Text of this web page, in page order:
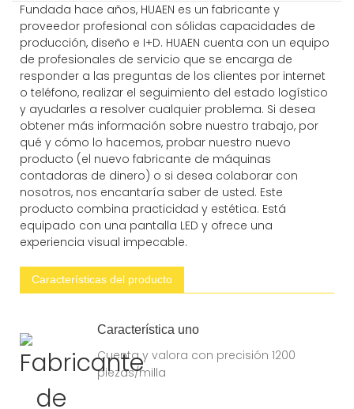
Fundada hace años, HUAEN es un fabricante y
proveedor profesional con sólidas capacidades de
producción, diseño e I+D. HUAEN cuenta con un equipo
de profesionales de servicio que se encarga de
responder a las preguntas de los clientes por internet
o teléfono, realizar el seguimiento del estado logístico
y ayudarles a resolver cualquier problema. Si desea
obtener más información sobre nuestro trabajo, por
qué y cómo lo hacemos, probar nuestro nuevo
producto (el nuevo fabricante de máquinas
contadoras de dinero) o si desea colaborar con
nosotros, nos encantaría saber de usted. Este
producto combina practicidad y estética. Está
equipado con una pantalla LED y ofrece una
experiencia visual impecable.
Características del producto
Característica uno
Cuenta y valora con precisión 1200
piezas/milla